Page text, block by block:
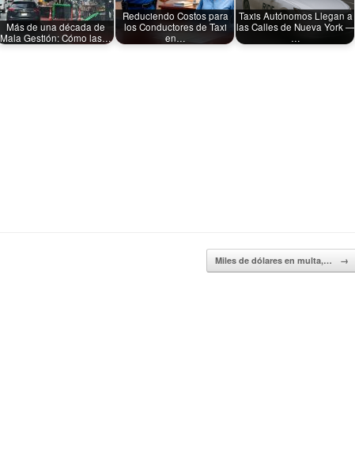
Más de una década de
Mala Gestión: Cómo las…
Reduciendo Costos para
los Conductores de Taxi
en…
Taxis Autónomos Llegan a
las Calles de Nueva York —
…
Miles de dólares en multa,… →